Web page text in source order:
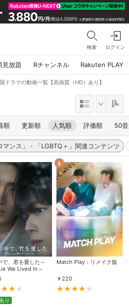
検索 ログイン
見放題 Rチャンネル Rakuten PLAY
ドラマの動画一覧【高画質（HD）あり】
順 更新順 人気順 評価順 50
マンス」・「LGBTQ＋」関連コンテンツ
で、君を愛した～
We Lived In～
り
3
Match Play：リメイク版
￥ 220